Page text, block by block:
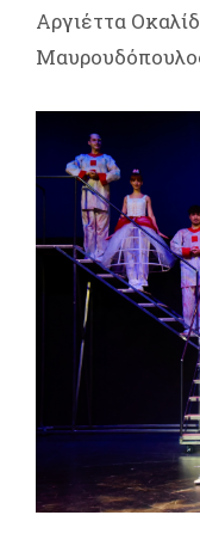
Αργιέττα